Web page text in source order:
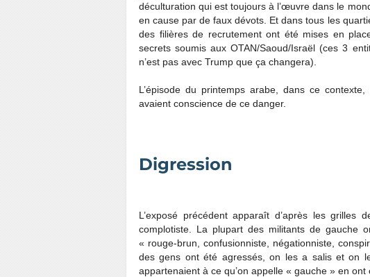
déculturation qui est toujours à l’œuvre dans le
en cause par de faux dévots. Et dans tous les
des filières de recrutement ont été mises en
secrets soumis aux OTAN/Saoud/Israël (ces 3
n’est pas avec Trump que ça changera).
L’épisode du printemps arabe, dans ce
avaient conscience de ce danger.
Digression
L’exposé précédent apparaît d’après les grilles
complotiste. La plupart des militants de gauche
« rouge-brun, confusionniste, négationniste,
des gens ont été agressés, on les a salis et on
appartenaient à ce qu’on appelle « gauche » en